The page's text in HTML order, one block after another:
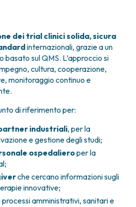
dei trial clinici solida, sicura
internazionali, grazie a un
sul QMS. L’approccio si
cultura, cooperazione,
monitoraggio continuo e
di riferimento per:
industriali, per la
e gestione degli studi;
ospedalieroper la
che cercano informazioni sugli
innovative;
processi amministrativi, sanitari e